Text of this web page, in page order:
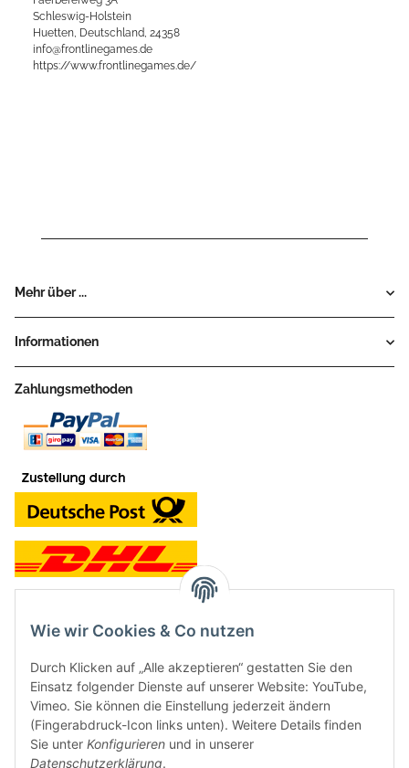
Schleswig-Holstein
Huetten, Deutschland, 24358
info@frontlinegames.de
https://www.frontlinegames.de/
Mehr über ...
Informationen
Zahlungsmethoden
Neben dem Onlineshop haben wir ein Ladengeschäft in Hütten:
Frontline Games
Färbereiweg 3A
24358 Hütten
Wie wir Cookies & Co nutzen
Durch Klicken auf „Alle akzeptieren“ gestatten Sie den
Einsatz folgender Dienste auf unserer Website: YouTube,
Vimeo. Sie können die Einstellung jederzeit ändern
(Fingerabdruck-Icon links unten). Weitere Details finden
Sie unter Konfigurieren und in unserer
Datenschutzerklärung.